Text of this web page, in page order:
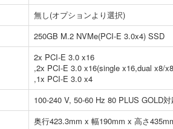
無し(オプションより選択)
250GB M.2 NVMe(PCI-E 3.0x4) SSD
2x PCI-E 3.0 x16
,2x PCI-E 3.0 x16(single x16,dual x8/
,1x PCI-E 3.0 x4
100-240 V, 50-60 Hz 80 PLUS GOLD
奥行423.3mm x 幅190mm x 高さ